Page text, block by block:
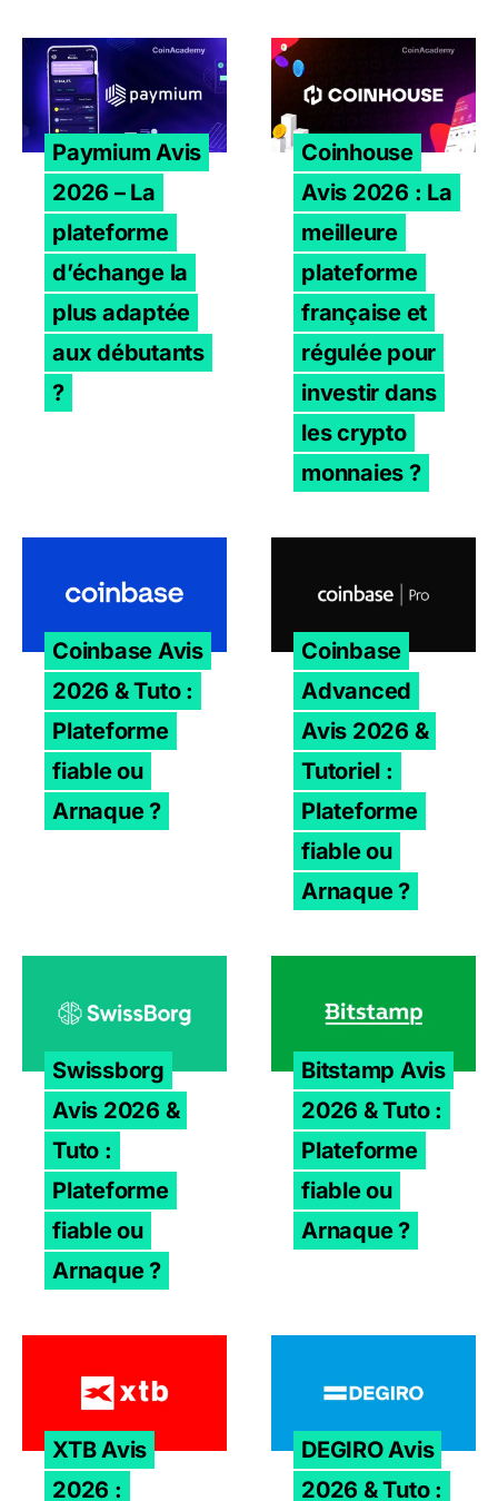
Paymium Avis 2026 – La plateforme d’échange la plus
Paymium Avis
2026 – La
plateforme
d’échange la
plus adaptée
aux débutants
?
Coinhouse Avis 2026 : La
Coinhouse
Avis 2026 : La
meilleure
plateforme
française et
régulée pour
investir dans
les crypto
monnaies ?
Coinbase Avis
2026 & Tuto :
Plateforme
fiable ou
Arnaque ?
Coinbase
Advanced
Avis 2026 &
Tutoriel :
Plateforme
fiable ou
Arnaque ?
Swissborg
Avis 2026 &
Tuto :
Plateforme
fiable ou
Arnaque ?
Bitstamp Avis
2026 & Tuto :
Plateforme
fiable ou
Arnaque ?
XTB Avis
2026 :
DEGIRO Avis
2026 & Tuto :